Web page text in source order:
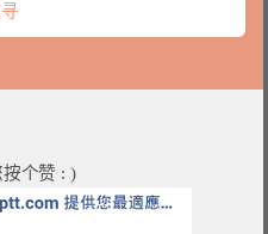
个赞 : )